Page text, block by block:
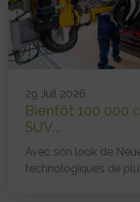
29 Juil 2026
Bientôt 100 000
SUV...
Avec son look de
technologiques de